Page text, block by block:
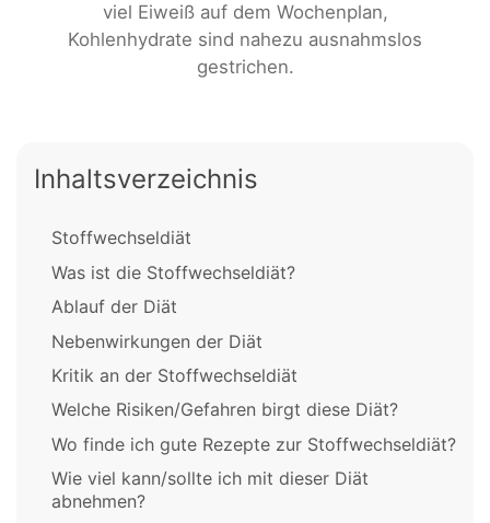
viel Eiweiß auf dem Wochenplan,
Kohlenhydrate sind nahezu ausnahmslos
gestrichen.
Inhaltsverzeichnis
Stoffwechseldiät
Was ist die Stoffwechseldiät?
Ablauf der Diät
Nebenwirkungen der Diät
Kritik an der Stoffwechseldiät
Welche Risiken/Gefahren birgt diese Diät?
Wo finde ich gute Rezepte zur Stoffwechseldiät?
Wie viel kann/sollte ich mit dieser Diät
abnehmen?